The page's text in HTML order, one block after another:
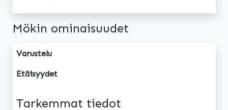
Mökin ominaisuudet
Varustelu
Etäisyydet
Tarkemmat tiedot